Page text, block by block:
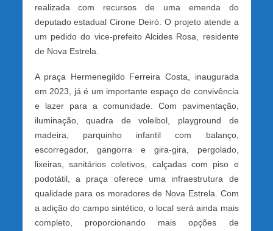
realizada com recursos de uma emenda do
deputado estadual Cirone Deiró. O projeto atende a
um pedido do vice-prefeito Alcides Rosa, residente
de Nova Estrela.
A praça Hermenegildo Ferreira Costa, inaugurada
em 2023, já é um importante espaço de convivência
e lazer para a comunidade. Com pavimentação,
iluminação, quadra de voleibol, playground de
madeira, parquinho infantil com balanço,
escorregador, gangorra e gira-gira, pergolado,
lixeiras, sanitários coletivos, calçadas com piso e
podotátil, a praça oferece uma infraestrutura de
qualidade para os moradores de Nova Estrela. Com
a adição do campo sintético, o local será ainda mais
completo, proporcionando mais opções de